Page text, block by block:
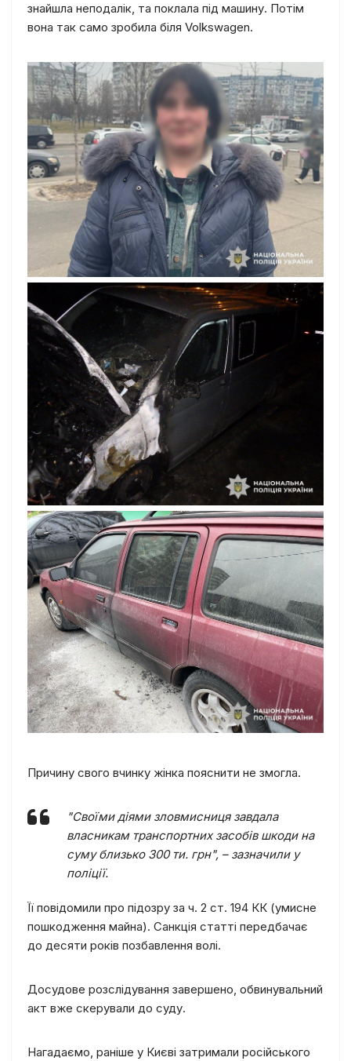
знайшла неподалік, та поклала під машину. Потім
вона так само зробила біля Volkswagen.
Причину свого вчинку жінка пояснити не змогла.
"Своїми діями зловмисниця завдала
власникам транспортних засобів шкоди на
суму близько 300 ти. грн", – зазначили у
поліції.
Її повідомили про підозру за ч. 2 ст. 194 КК (умисне
пошкодження майна). Санкція статті передбачає
до десяти років позбавлення волі.
Досудове розслідування завершено, обвинувальний
акт вже скерували до суду.
Нагадаємо, раніше у Києві затримали російського